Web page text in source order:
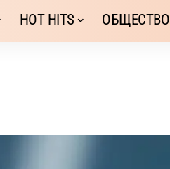
HOT HITS ОБЩЕСТВО